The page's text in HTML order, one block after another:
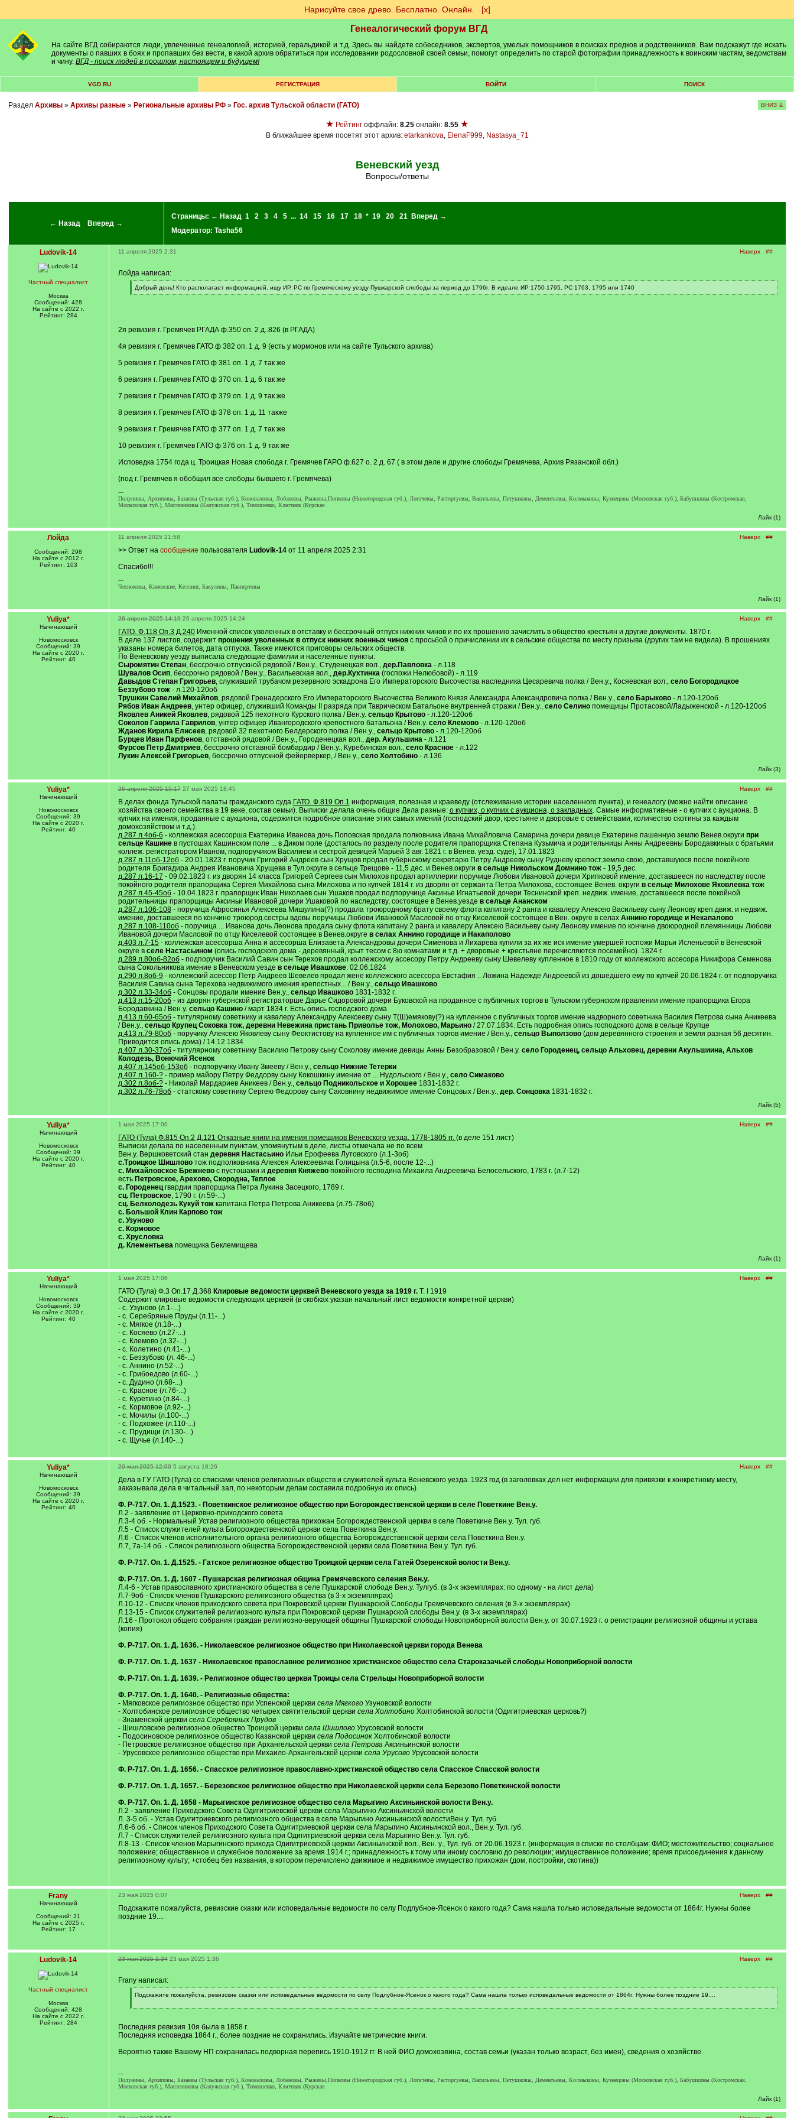
Нарисуйте свое древо. Бесплатно. Онлайн. [х]
Генеалогический форум ВГД
На сайте ВГД собираются люди, увлеченные генеалогией, историей, геральдикой и т.д. Здесь вы найдете собеседников, экспертов, умелых помощников в поисках предков и родственников. Вам подскажут где искать
документы о павших в боях и пропавших без вести, в какой архив обратиться при исследовании родословной своей семьи, помогут определить по старой фотографии принадлежность к воинским частям, ведомствам
и чину. ВГД - поиск людей в прошлом, настоящем и будущем!
VGD.RU РЕГИСТРАЦИЯ ВОЙТИ ПОИСК
Раздел Архивы» Архивы разные» Региональные архивы РФ» Гос. архив Тульской области (ГАТО) ВНИЗ ⇊
★ Рейтинг оффлайн: 8.25 онлайн: 8.55 ★
В ближайшее время посетят этот архив: etarkankova, ElenaF999, Nastasya_71
Веневский уезд
Вопросы/ответы
← Назад Вперед →
Страницы: ← Назад 1 2 3 4 5 ... 14 15 16 17 18 * 19 20 21
Вперед →
Модератор: Tasha56
Ludovik-14
Частный специалист
Москва
Сообщений: 428
На сайте с 2022 г.
Рейтинг: 284
Наверх ##
11 апреля 2025 2:31
Лойда написал:
[
q
Добрый день! Кто располагает информацией, ищу ИР, РС по Гремяческому уезду Пушкарской слободы за период до 1796г. В идеале ИР 1750-1795, РС 1763, 1795 или 1740
[
2я ревизия г. Гремячев РГАДА ф.350 оп. 2 д..826 (в РГАДА)
4я ревизия г. Гремячев ГАТО ф 382 оп. 1 д. 9 (есть у мормонов или на сайте Тульского архива)
5 ревизия г. Гремячев ГАТО ф 381 оп. 1 д. 7 так же
6 ревизия г. Гремячев ГАТО ф 370 оп. 1 д. 6 так же
7 ревизия г. Гремячев ГАТО ф 379 оп. 1 д. 9 так же
8 ревизия г. Гремячев ГАТО ф 378 оп. 1 д. 11 также
9 ревизия г. Гремячев ГАТО ф 377 оп. 1 д. 7 так же
10 ревизия г. Гремячев ГАТО ф 376 оп. 1 д. 9 так же
Исповедка 1754 года ц. Троицкая Новая слобода г. Гремячев ГАРО ф.627 о. 2 д. 67 ( в этом деле и другие слободы Гремячева, Архив Рязанской обл.)
(под г. Гремячев я обобщил все слободы бывшего г. Гремячева)
---
Полунины, Архиповы, Базаевы (Тульская губ.), Коноваловы, Лобановы, Рыжевы,Попковы (Нижегородская губ.), Логачевы, Расторгуевы, Васильевы, Петушковы, Дементьевы, Колмыковы, Кузнецовы (Московская губ.), Бабушкины (Костромская,
Московская губ.), Маслениковы (Калужская губ.), Тимошенко, Ключник (Курская
Лайк (1)
Лойда
Сообщений: 298
На сайте с 2012 г.
Рейтинг: 103
Наверх ##
11 апреля 2025 21:58
>> Ответ на сообщение пользователя Ludovik-14от 11 апреля 2025 2:31
Спасибо!!!
---
Чесноковы, Каменские, Келлинг, Бакулины, Павпертовы
Лайк (1)
Yuliya*
Начинающий
Новомосковск
Сообщений: 39
На сайте с 2020 г.
Рейтинг: 40
Наверх ##
26 апреля 2025 14:19 26 апреля 2025 14:24
ГАТО. Ф.118 Оп.3 Д.240Именной список уволенных в отставку и бессрочный отпуск нижних чинов и по их прошению зачислить в общество крестьян и другие документы. 1870 г.
В деле 137 листов, содержит прошения уволенных в отпуск нижних военных чиновс просьбой о причислении их в сельские общества по месту призыва (других там не видела). В прошениях
указаны номера билетов, дата отпуска. Также имеются приговоры сельских обществ.
По Веневскому уезду выписала следующие фамилии и населенные пункты:
Сыромятин Степан, бессрочно отпускной рядовой / Вен.у., Студенецкая вол., дер.Павловка- л.118
Шувалов Осип, бессрочно рядовой / Вен.у., Васильевская вол., дер.Кухтинка(госпожи Нелюбовой) - л.119
Давыдов Степан Григорьев, служивший трубачом резервного эскадрона Его Императорского Высочества наследника Цесаревича полка / Вен.у., Косяевская вол.,село Богородицкое
Беззубово тож- л.120-120об
Трушкин Савелий Михайлов, рядовой Гренадерского Его Императорского Высочества Великого Князя Александра Александровича полка / Вен.у., село Барыково- л.120-120об
Рябов Иван Андреев, унтер офицер, служивший Команды II разряда при Таврическом Батальоне внутренней стражи / Вен.у., село Селинопомещицы Протасовой/Ладыженской - л.120-120об
Яковлев Аникей Яковлев, рядовой 125 пехотного Курского полка / Вен.у. сельцо Крытово- л.120-120об
Соколов Гаврила Гаврилов, унтер офицер Ивангородского крепостного батальона / Вен.у. село Клемово- л.120-120об
Жданов Кирила Елисеев, рядовой 32 пехотного Белдерского полка / Вен.у., сельцо Крытово- л.120-120об
Бурцев Иван Парфенов, отставной рядовой / Вен.у., Городенецкая вол., дер. Акульшина- л.121
Фурсов Петр Дмитриев, бессрочно отставной бомбардир / Вен.у., Куребинская вол., село Красное- л.122
Лукин Алексей Григорьев, бессрочно отпускной фейерверкер, / Вен.у., село Холтобино- л.136
Лайк (3)
Yuliya*
Начинающий
Новомосковск
Сообщений: 39
На сайте с 2020 г.
Рейтинг: 40
Наверх ##
26 апреля 2025 15:17 27 мая 2025 18:45
В делах фонда Тульской палаты гражданского суда ГАТО. Ф.819 Оп.1 информация, полезная и краеведу (отслеживание истории населенного пункта), и генеалогу (можно найти описание
хозяйства своего семейства в 19 веке, состав семьи). Выписки делала очень общие Дела разные: о купчих, о купчих с аукциона, о закладных. Самые информативные - о купчих с аукциона. В
купчих на имения, проданные с аукциона, содержится подробное описание этих самых имений (господский двор, крестьяне и дворовые с семействами, количество скотины за каждым
домохозяйством и т.д.).
д.287 л.4об-6 - коллежская асессорша Екатерина Иванова дочь Поповская продала полковника Ивана Михайловича Самарина дочери девице Екатерине пашенную землю Венев.округи при
сельце Кашинев пустошах Кашинском поле ... в Диком поле (досталось по разделу после родителя прапорщика Степана Кузьмича и родительницы Анны Андреевны Бородавкиных с братьями
коллеж. регистратором Иваном, подпоручиком Василием и сестрой девицей Марьей 3 авг. 1821 г. в Венев. уезд. суде), 17.01.1823
д.287 л.11об-12об- 20.01.1823 г. поручик Григорий Андреев сын Хрущов продал губернскому секретарю Петру Андрееву сыну Рудневу крепост.землю свою, доставшуюся после покойного
родителя Бригадира Андрея Ивановича Хрущева в Тул.округе в сельце Трещове - 11,5 дес. и Венев.округи в сельце Никольском Домнино тож- 19,5 дес.
д.287 л.16-17 - 09.02.1823 г. из дворян 14 класса Григорей Сергеев сын Милохов продал артиллерии поручице Любови Ивановой дочери Хрипковой имение, доставшееся по наследству после
покойного родителя прапорщика Сергея Михайлова сына Милохова и по купчей 1814 г. из дворян от сержанта Петра Милохова, состоящее Венев. округи в сельце Милохове Яковлевка тож
д.287 л.45-45об- 10.04.1823 г. прапорщик Иван Николаев сын Ушаков продал подпоручице Аксинье Игнатьевой дочери Теснинской креп. недвиж. имение, доставшееся после покойной
родительницы прапорщицы Аксиньи Ивановой дочери Ушаковой по наследству, состоящее в Венев.уезде в сельце Ананском
д.287 л.106-108- поручица Афросинья Алексеева Мишулина(?) продала троюродному брату своему флота капитану 2 ранга и кавалеру Алексею Васильеву сыну Леонову креп.движ. и недвиж.
имение, доставшееся по кончине троюрод.сестры вдовы поручицы Любови Ивановой Масловой по отцу Киселевой состоящее в Вен. округе в селах Аннино городище и Некапалово
д.287 л.108-110об- поручица ... Иванова дочь Леонова продала сыну флота капитану 2 ранга и кавалеру Алексею Васильеву сыну Леонову имение по кончине двоюродной племянницы Любови
Ивановой дочери Масловой по отцу Киселевой состоящее в Венев.округе в селах Аннино городище и Накаполово
д.403 л.7-15- коллежская асессорша Анна и ассесорша Елизавета Александровы дочери Сименова и Лихарева купили за их же иск имение умершей госпожи Марьи Исленьевой в Веневской
округе в селе Настасьином (опись господского дома - деревянный, крыт тесом с 8ю комнатами и т.д. + дворовые + крестьяне перечисляются посемейно). 1824 г.
д.289 л.80об-82об- подпоручик Василий Савин сын Терехов продал коллежскому ассесору Петру Андрееву сыну Шевелеву купленное в 1810 году от коллежского ассесора Никифора Семенова
сына Сокольникова имение в Веневском уезде в сельце Ивашкове. 02.06.1824
д.290 л.8об-9 - коллежский асессор Петр Андреев Шевелев продал жене коллежского асессора Евстафия .. Ложина Надежде Андреевой из дошедшего ему по купчей 20.06.1824 г. от подпоручика
Василия Савина сына Терехова недвижимого имения крепостных... / Вен.у., сельцо Ивашково
д.302 л.33-34об- Сонцовы продали имение Вен.у., сельцо Ивашково1831-1832 г.
д.413 л.15-20об- из дворян губернской регистраторше Дарье Сидоровой дочери Буковской на проданное с публичных торгов в Тульском губернском правлении имение прапорщика Егора
Бородавкина / Вен.у. сельцо Кашино/ март 1834 г. Есть опись господского дома
д.413 л.60-65об- титулярному советнику и кавалеру Александру Алексееву сыну Т(Ш)емякову(?) на купленное с публичных торгов имение надворного советника Василия Петрова сына Аникеева
/ Вен.у., сельцо Крупец Соковка тож, деревни Невежина пристань Приволье тож, Молохово, Марьино/ 27.07.1834. Есть подробная опись господского дома в сельце Крупце
д.413 л.79-80об- поручику Алексею Яковлеву сыну Феоктистову на купленное им с публичных торгов имение / Вен.у., сельцо Выползово(дом деревянного строения и земля разная 56 десятин.
Приводится опись дома) / 14.12.1834
д.407 л.30-37об- титулярному советнику Василию Петрову сыну Соколову имение девицы Анны Безобразовой / Вен.у. село Городенец, сельцо Альховец, деревни Акульшиина, Альхов
Колодезь, Вонючий Ясенок
д.407 л.145об-153об- подпоручику Ивану Змееву / Вен.у., сельцо Нижние Тетерки
д.407 л.160-?- пример майору Петру Феддорву сыну Кокошкину имение от ... Нудольского / Вен.у., село Симаково
д.302 л.8об-?- Николай Мардариев Аникеев / Вен.у., сельцо Подникольское и Хорошее1831-1832 г.
д.302 л.76-78об- статскому советнику Сергею Федорову сыну Саковнину недвижимое имение Сонцовых / Вен.у., дер. Сонцовка1831-1832 г.
Лайк (5)
Yuliya*
Начинающий
Новомосковск
Сообщений: 39
На сайте с 2020 г.
Рейтинг: 40
Наверх ##
1 мая 2025 17:00
ГАТО (Тула) Ф.815 Оп.2 Д.121 Отказные книги на имения помещиков Веневского уезда. 1778-1805 гг. (в деле 151 лист)
Выписки делала по населенным пунктам, упомянутым в деле, листы отмечала не по всем
Вен.у. Вершковетский стан деревня НастасьиноИльи Ерофеева Лутовского (л.1-3об)
с.Троицкое Шишловотож подполковника Алексея Алексеевича Голицына (л.5-6, после 12-...)
с. Михайловское Брежневос пустошами и деревня Княжевопокойного господина Михаила Андреевича Белосельского, 1783 г. (л.7-12)
есть Петровское, Арехово, Скородна, Теплое
с. Городенецгвардии прапорщика Петра Лукина Засецкого, 1789 г.
сц. Петровское, 1790 г. (л.59-...)
сц. Белколодезь Кукуй тожкапитана Петра Петрова Аникеева (л.75-78об)
с. Большой Клин Карпово тож
с. Узуново
с. Кормовое
с. Хрусловка
д. Клементьевапомещика Беклемищева
Лайк (1)
Yuliya*
Начинающий
Новомосковск
Сообщений: 39
На сайте с 2020 г.
Рейтинг: 40
Наверх ##
1 мая 2025 17:06
ГАТО (Тула) Ф.3 Оп.17 Д.368 Клировые ведомости церквей Веневского уезда за 1919 г.T. I 1919
Содержит клировые ведомости следующих церквей (в скобках указан начальный лист ведомости конкретной церкви)
- с. Узуново (л.1-...)
- с. Серебряные Пруды (л.11-...)
- с. Мягкое (л.18-...)
- с. Косяево (л.27-...)
- с. Клемово (л.32-...)
- с. Колетино (л.41-...)
- с. Беззубово (л. 46-...)
- с. Аннино (л.52-...)
- с. Грибоедово (л.60-...)
- с. Дудино (л.68-...)
- с. Красное (л.76-...)
- с. Куретино (л.84-...)
- с. Кормовое (л.92-...)
- с. Мочилы (л.100-...)
- с. Подхожее (л.110-...)
- с. Прудищи (л.130-...)
- с. Щучье (л.140-...)
Yuliya*
Начинающий
Новомосковск
Сообщений: 39
На сайте с 2020 г.
Рейтинг: 40
Наверх ##
20 мая 2025 12:00 5 августа 18:26
Дела в ГУ ГАТО (Тула) со списками членов религиозных обществ и служителей культа Веневского уезда. 1923 год (в заголовках дел нет информации для привязки к конкретному месту,
заказывала дела в читальный зал, по некоторым делам составила подробную их опись)
Ф. Р-717. Оп. 1. Д.1523. - Поветкинское религиозное общество при Богорождественской церкви в селе Поветкине Вен.у.
Л.2 - заявление от Церковно-приходского совета
Л.3-4 об. - Нормальный Устав религиозного общества прихожан Богорождественской церкви в селе Поветкине Вен.у. Тул. губ.
Л.5 - Список служителей культа Богорождественской церкви села Поветкина Вен.у.
Л.6 - Список членов исполнительного органа религиозного общества Богорождественской церкви села Поветкина Вен.у.
Л.7, 7а-14 об. - Список религиозного общества Богорождественской церкви села Поветкина Вен.у. Тул. губ.
Ф. Р-717. Оп. 1. Д.1525. - Гатское религиозное общество Троицкой церкви села Гатей Озеренской волости Вен.у.
Ф. Р-717. Оп. 1. Д. 1607 - Пушкарская религиозная община Гремячевского селения Вен.у.
Л.4-6 - Устав православного христианского общества в селе Пушкарской слободе Вен.у. Тулгуб. (в 3-х экземплярах: по одному - на лист дела)
Л.7-9об - Список членов Пушкарского религиозного общества (в 3-х экземплярах)
Л.10-12 - Список членов приходского совета при Покровской церкви Пушкарской Слободы Гремячевского селения (в 3-х экземплярах)
Л.13-15 - Список служителей религиозного культа при Покровской церкви Пушкарской слободы Вен.у. (в 3-х экземплярах)
Л.16 - Протокол общего собрания граждан религиозно-верующей общины Пушкарской слободы Новоприборной волости Вен.у. от 30.07.1923 г. о регистрации религиозной общины и устава
(копия)
Ф. Р-717. Оп. 1. Д. 1636. - Николаевское религиозное общество при Николаевской церкви города Венева
Ф. Р-717. Оп. 1. Д. 1637 - Николаевское православное религиозное христианское общество села Староказачьей слободы Новоприборной волости
Ф. Р-717. Оп. 1. Д. 1639. - Религиозное общество церкви Троицы села Стрельцы Новоприборной волости
Ф. Р-717. Оп. 1. Д. 1640. - Религиозные общества:
- Мягковское религиозное общество при Успенской церкви села МягкогоУзуновской волости
- Холтобинское религиозное общество четырех святительской церкви села ХолтобиноХолтобинской волости (Одигитриевская церковь?)
- Знаменской церкви села Серебряных Прудов
- Шишловское религиозное общество Троицкой церкви села ШишловоУрусовской волости
- Подосиновское религиозное общество Казанской церкви села ПодосинокХолтобинской волости
- Петровское религиозное общество при Архангельской церкви села ПетроваАксиньинской волости
- Урусовское религиозное общество при Михаило-Архангельской церкви села УрусовоУрусовской волости
Ф. Р-717. Оп. 1. Д. 1656. - Спасское религиозное православно-христианской общество села Спасское Спасской волости
Ф. Р-717. Оп. 1. Д. 1657. - Березовское религиозное общество при Николаевской церкви села Березово Поветкинской волости
Ф. Р-717. Оп. 1. Д. 1658 - Марыгинское религиозное общество села Марыгино Аксиньинской волости Вен.у.
Л.2 - заявление Приходского Совета Одигитриевской церкви села Марыгино Аксиньинской волости
Л. 3-5 об. - Устав Одигитриевского религиозного общества в селе Марыгино Аксиньинской волостиВен.у. Тул. губ.
Л.6-6 об. - Список членов Приходского Совета Одигитриевской церкви села Марыгино Аксиньинской вол., Вен.у. Тул. губ.
Л.7 - Список служителей религиозного культа при Одигитриевской церкви села Марыгино Вен.у. Тул. губ.
Л.8-13 - Список членов Марыгинского прихода Одигитриевской церкви Аксиньинской вол., Вен. у., Тул. губ. от 20.06.1923 г. (информация в списке по столбцам: ФИО; местожительство; социальное
положение; общественное и служебное положение за время 1914 г.; принадлежность к тому или иному сословию до революции; имущественное положение; время присоединения к данному
религиозному культу; +стобец без названия, в котором перечислено движимое и недвижимое имущество прихожан (дом, постройки, скотина))
Frany
Начинающий
Сообщений: 31
На сайте с 2025 г.
Рейтинг: 17
Наверх ##
23 мая 2025 0:07
Подскажите пожалуйста, ревизские сказки или исповедальные ведомости по селу Подлубное-Ясенок о какого года? Сама нашла только исповедальные ведомости от 1864г. Нужны более
поздние 19....
Ludovik-14
Частный специалист
Москва
Сообщений: 428
На сайте с 2022 г.
Рейтинг: 284
Наверх ##
23 мая 2025 1:34 23 мая 2025 1:36
Frany написал:
[
]
Подскажите пожалуйста, ревизские сказки или исповедальные ведомости по селу Подлубное-Ясенок о какого года? Сама нашла только исповедальные ведомости от 1864г. Нужны более поздние 19....
[
]
Последняя ревизия 10я была в 1858 г.
Последняя исповедка 1864 г., более поздние не сохранились. Изучайте метрические книги.
Вероятно также Вашему НП сохранилась подворная перепись 1910-1912 гг. В ней ФИО домохозяина, состав семьи (указан только возраст, без имен), сведения о хозяйстве.
---
Полунины, Архиповы, Базаевы (Тульская губ.), Коноваловы, Лобановы, Рыжевы,Попковы (Нижегородская губ.), Логачевы, Расторгуевы, Васильевы, Петушковы, Дементьевы, Колмыковы, Кузнецовы (Московская губ.), Бабушкины (Костромская,
Московская губ.), Маслениковы (Калужская губ.), Тимошенко, Ключник (Курская
Лайк (1)